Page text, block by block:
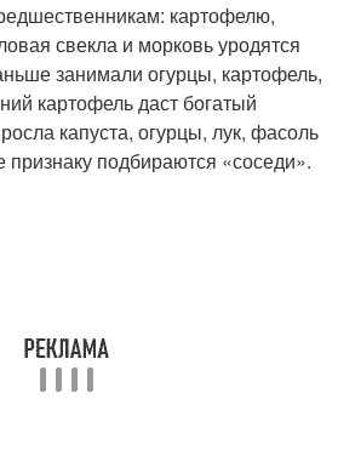
картофелю,
свекла и морковь уродятся
занимали огурцы, картофель,
картофель даст богатый
капуста, огурцы, лук, фасоль
подбираются «соседи».